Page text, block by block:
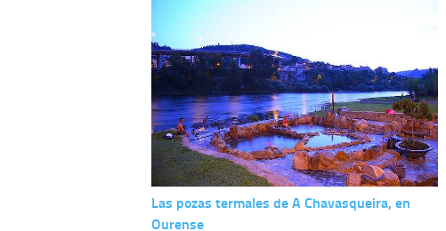
Las pozas termales de A Chavasqueira, en
Ourense